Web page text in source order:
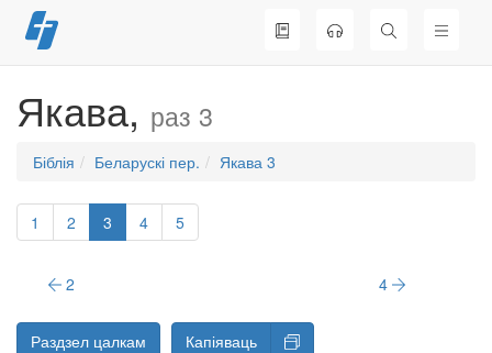
Перайсці
да
Якава, раз 3
Біблія Беларускі пер. Якава 3
1 2 3 4 5
2 4
Раздзел цалкам Капіяваць